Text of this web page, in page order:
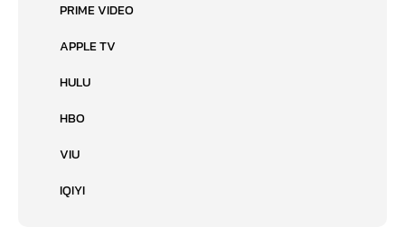
PRIME VIDEO
APPLE TV
HULU
HBO
VIU
IQIYI